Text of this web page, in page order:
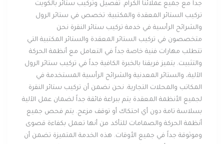
جداً مع جميع عملائنا الكرام. تفصيل وتركيب ستائر بالكويت
تركيب الستائر المعقدة والمكتبية: تخصص في ستائر الرول
والشرائح الرأسية في خدمة تركيب ستائر النقرة نحن
متخصصون في تركيب الستائر المعقدة والستائر المكتبية التي
تتطلب مهارات فنية خاصة جداً في التعامل مع أنظمة الحركة
والتثبيت. يتميز فريقنا بالخبرة الكافية جداً في تركيب ستائر الرول
الآلية، والستائر المعدنية والشرائح الرأسية المستخدمة في
المكاتب والمحلات التجارية. نحن نضمن أن تركيب ستائر النقرة
لجميع الأنظمة المعقدة يتم ببراعة فائقة جداً لضمان عمل الآلية
بسلاسة تامة دون أي احتكاك أو توقف مزعج. يتم فحص جميع
أنظمة الحركة والصمامات للتأكد من أنها تعمل بكفاءة قصوى
وموثوقة جداً في جميع الأوقات. هذه الخدمة المتميزة تضمن أن